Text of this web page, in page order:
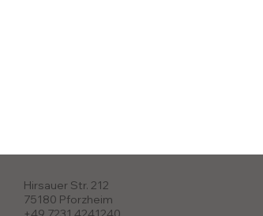
Hirsauer Str. 212
75180 Pforzheim